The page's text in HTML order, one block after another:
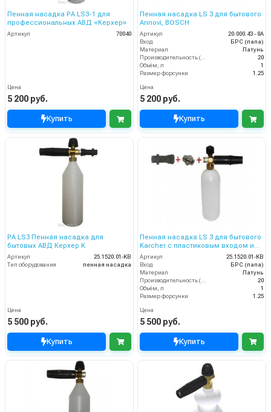
Пенная насадка PA LS3-1 для
профессиональных АВД «Керхер»
Артикул 70040
Цена
5 200 руб.
Купить
Пенная насадка LS 3 для бытового
Annovi, BOSCH
Артикул
20.000.43 - 8A
Вход
БРС (папа)
Материал
Латунь
Производительность (л/мин)
20
Объём, л
1
Размер форсунки
1.25
Цена
5 200 руб.
Купить
PA LS3 Пенная насадка для
бытовых АВД Керхер K
Артикул
25.1520.01-KB
Тип оборудования
пенная насадка
Цена
5 500 руб.
Купить
Пенная насадка LS 3 для бытового
Karcher с пластиковым входом и
латунной резьбой
Артикул
25.1520.01-KB
Вход
БРС (папа)
Материал
Латунь
20
Объём, л
1
Размер форсунки
1.25
Цена
5 500 руб.
Купить